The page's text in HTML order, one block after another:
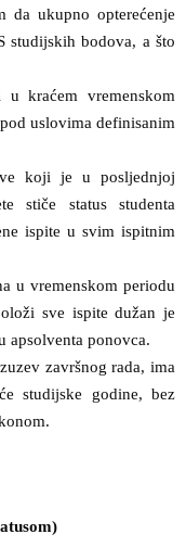
da ukupno opterećenje
studijskih bodova, a što
kraćem vremenskom
uslovima definisanim
koji je u posljednjoj
stiče status studenta
ispite u svim ispitnim
u vremenskom periodu
sve ispite dužan je
apsolventa ponovca.
završnog rada, ima
studijske godine, bez